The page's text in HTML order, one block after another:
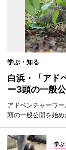
学ぶ・知る
白浜・「アド
ー3頭の一般
アドベンチャーワ
頭の一般公開を始め
学ぶ